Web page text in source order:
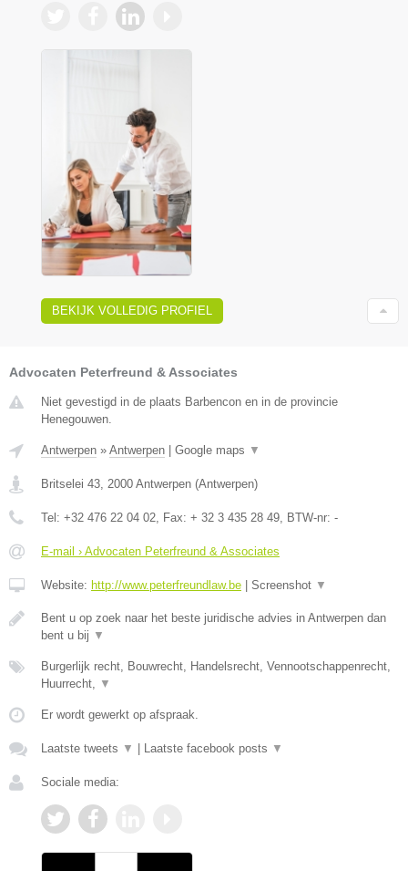
BEKIJK VOLLEDIG PROFIEL
Advocaten Peterfreund & Associates
Niet gevestigd in de plaats Barbencon en in de provincie
Henegouwen.
Antwerpen » Antwerpen Google maps ▼
Britselei 43 2000 Antwerpen (Antwerpen)
Tel: +32 476 22 04 02 , Fax: + 32 3 435 28 49 , BTW-nr: -
E-mail › Advocaten Peterfreund & Associates
Website: http://www.peterfreundlaw.be Screenshot ▼
Bent u op zoek naar het beste juridische advies in Antwerpen dan
bent u bij ▼
Burgerlijk recht, Bouwrecht, Handelsrecht, Vennootschappenrecht,
Huurrecht,
▼
Er wordt gewerkt op afspraak.
Laatste tweets ▼ Laatste facebook posts ▼
Sociale media: